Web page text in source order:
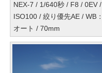
NEX-7 / 1/640秒 / F8 / 0EV /
ISO100 / 絞り優先AE / WB：
オート / 70mm